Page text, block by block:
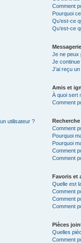
utilisateur ?
Comment
Pourquoi
Qu’est-ce
Qu’est-ce
Je ne peux
Je
J’ai reçu
Amis et
À quoi sert
Comment
Comment
Pourquoi
Pourquoi
Comment
Comment
Favoris et
Quelle est
Comment
Comment
Comment
Pièces
Quelles
Comment